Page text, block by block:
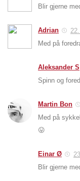
Blir gjerne
Adrian
Med på
Aleksander S
Spinn og
Martin Bon
Med på
😛
Einar Ø
Blir gjerne